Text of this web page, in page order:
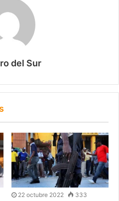
del Sur
22 octubre 2022 333